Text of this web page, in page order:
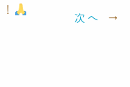
次へ
→